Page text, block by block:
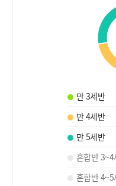
만 3세반
만 4세반
만 5세반
혼합반 3~4
혼합반 4~5